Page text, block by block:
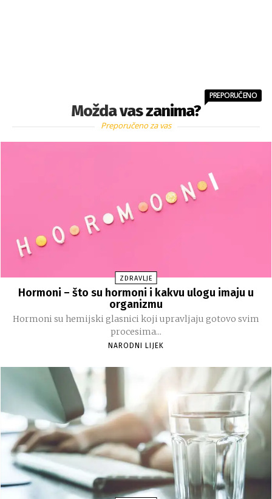
Možda vas zanima?
PREPORUČENO
Preporučeno za vas
ZDRAVLJE
Hormoni – što su hormoni i kakvu ulogu imaju u
organizmu
Hormoni su hemijski glasnici koji upravljaju gotovo svim
procesima...
NARODNI LIJEK